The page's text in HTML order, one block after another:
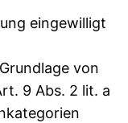
eingewilligt
von
9 Abs. 2 lit. a